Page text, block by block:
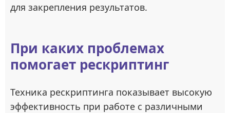
для закрепления результатов.
При каких проблемах
помогает рескриптинг
Техника рескриптинга показывает высокую
эффективность при работе с различными